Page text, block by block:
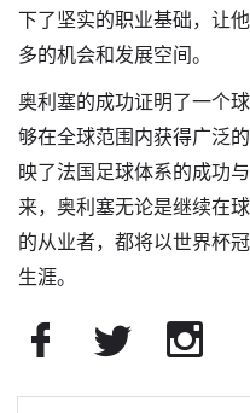
下了坚实的职业基础，让
多的机会和发展空间。
奥利塞的成功证明了一个
够在全球范围内获得广泛
映了法国足球体系的成功
来，奥利塞无论是继续在
的从业者，都将以世界杯
生涯。